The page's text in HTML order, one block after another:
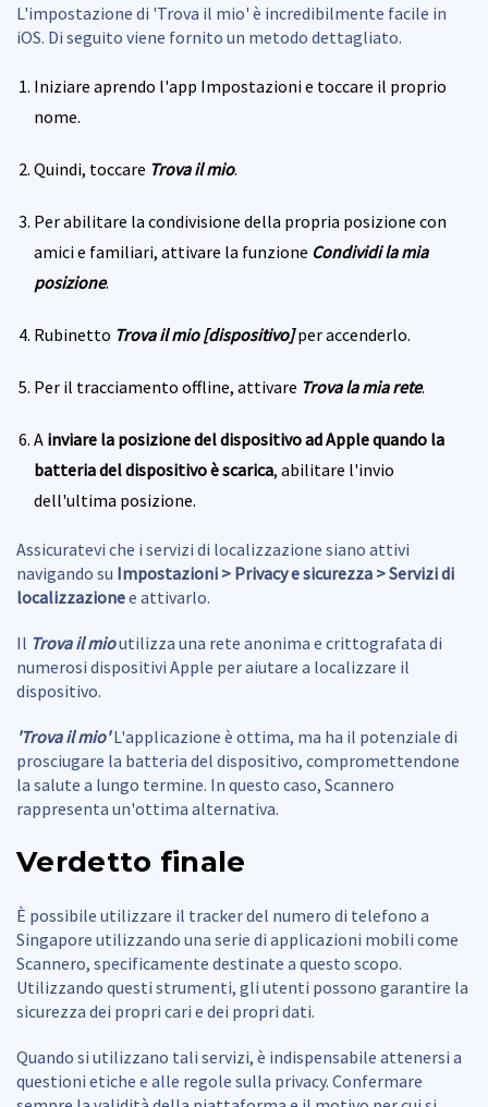
L'impostazione di 'Trova il mio' è incredibilmente facile in
iOS. Di seguito viene fornito un metodo dettagliato.
Iniziare aprendo l'app Impostazioni e toccare il proprio
nome.
Quindi, toccare Trova il mio.
Per abilitare la condivisione della propria posizione con
amici e familiari, attivare la funzione Condividi la mia
posizione.
Rubinetto Trova il mio [dispositivo]per accenderlo.
Per il tracciamento offline, attivare Trova la mia rete.
A inviare la posizione del dispositivo ad Apple quando la
batteria del dispositivo è scarica, abilitare l'invio
dell'ultima posizione.
Assicuratevi che i servizi di localizzazione siano attivi
navigando su Impostazioni > Privacy e sicurezza > Servizi di
localizzazionee attivarlo.
Il Trova il mioutilizza una rete anonima e crittografata di
numerosi dispositivi Apple per aiutare a localizzare il
dispositivo.
'Trova il mio'L'applicazione è ottima, ma ha il potenziale di
prosciugare la batteria del dispositivo, compromettendone
la salute a lungo termine. In questo caso, Scannero
rappresenta un'ottima alternativa.
Verdetto finale
È possibile utilizzare il tracker del numero di telefono a
Singapore utilizzando una serie di applicazioni mobili come
Scannero, specificamente destinate a questo scopo.
Utilizzando questi strumenti, gli utenti possono garantire la
sicurezza dei propri cari e dei propri dati.
Quando si utilizzano tali servizi, è indispensabile attenersi a
questioni etiche e alle regole sulla privacy. Confermare